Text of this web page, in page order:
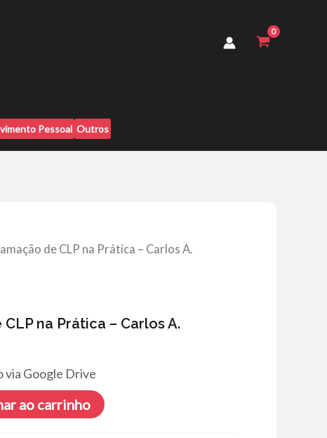
Pessoal Outros
de CLP na Prática – Carlos A.
na Prática – Carlos A.
via Google Drive
ao carrinho